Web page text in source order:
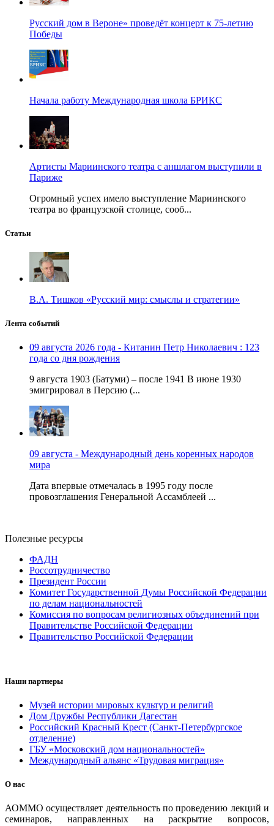
Русский дом в Вероне» проведёт концерт к 75-летию
Победы
Начала работу Международная школа БРИКС
Артисты Мариинского театра с аншлагом выступили в
Париже
Огромный успех имело выступление Мариинского
театра во французской столице, сооб...
Статьи
В.А. Тишков «Русский мир: смыслы и стратегии»
Лента событий
09 августа 2026 года - Китанин Петр Николаевич : 123
года со дня рождения
9 августа 1903 (Батуми) – после 1941 В июне 1930
эмигрировал в Персию (...
09 августа - Международный день коренных народов
мира
Дата впервые отмечалась в 1995 году после
провозглашения Генеральной Ассамблеей ...
Полезные ресурсы
ФАДН
Россотрудничество
Президент России
Комитет Государственной Думы Российской Федерации
по делам национальностей
Комиссия по вопросам религиозных объединений при
Правительстве Российской Федерации
Правительство Российской Федерации
Наши партнеры
Музей истории мировых культур и религий
Дом Дружбы Республики Дагестан
Российский Красный Крест (Санкт-Петербургское
отделение)
ГБУ «Московский дом национальностей»
Международный альянс «Трудовая миграция»
О нас
АОММО осуществляет деятельность по проведению лекций и
семинаров, направленных на раскрытие вопросов,